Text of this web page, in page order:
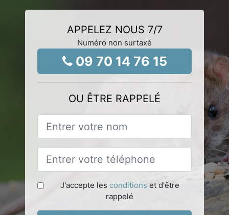
APPELEZ NOUS 7/7
Numéro non surtaxé
09 70 14 76 15
OU ÊTRE RAPPELÉ
J'accepte les conditions et d'être
rappelé